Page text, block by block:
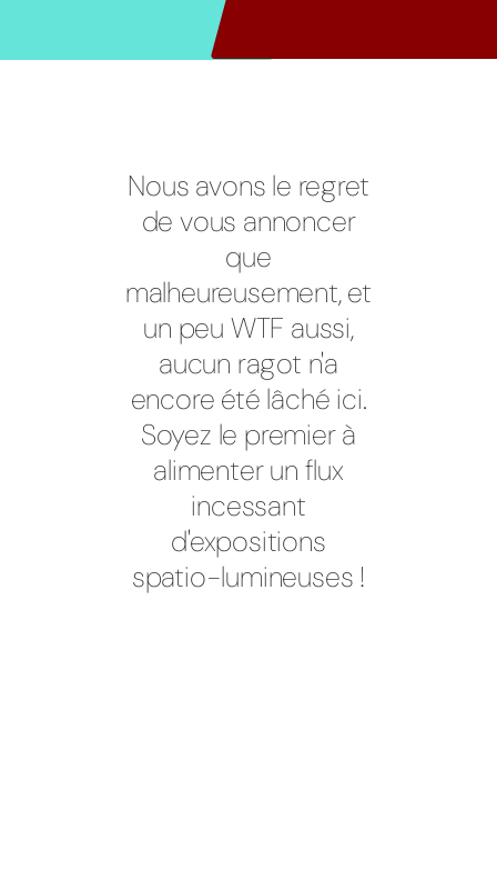
Nous avons le regret
de vous annoncer
que
malheureusement, et
un peu WTF aussi,
aucun ragot n'a
encore été lâché ici.
Soyez le premier à
alimenter un flux
incessant
d'expositions
spatio-lumineuses !